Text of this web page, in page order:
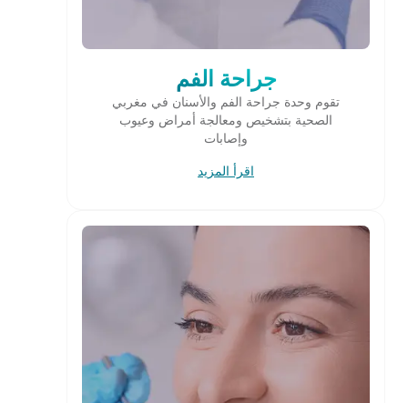
جراحة الفم
تقوم وحدة جراحة الفم والأسنان في مغربي
الصحية بتشخيص ومعالجة أمراض وعيوب
وإصابات
اقرأ المزيد